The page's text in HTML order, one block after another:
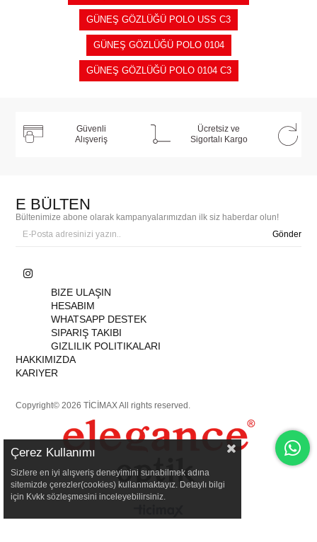
GÜNEŞ GÖZLÜĞÜ POLO USS C3
GÜNEŞ GÖZLÜĞÜ POLO 0104
GÜNEŞ GÖZLÜĞÜ POLO 0104 C3
Güvenli
Alışveriş
Ücretsiz ve
Sigortalı Kargo
E BÜLTEN
Bültenimize abone olarak kampanyalarımızdan ilk siz haberdar olun!
Gönder
BIZE ULAŞIN
HESABIM
WHATSAPP DESTEK
SIPARIŞ TAKIBI
GIZLILIK POLITIKALARI
HAKKIMIZDA
KARIYER
Copyright© 2026 TİCİMAX All rights reserved.
Çerez Kullanımı
Sizlere en iyi alışveriş deneyimini sunabilmek adına
sitemizde çerezler(cookies) kullanmaktayız. Detaylı bilgi
için Kvkk sözleşmesini inceleyebilirsiniz.